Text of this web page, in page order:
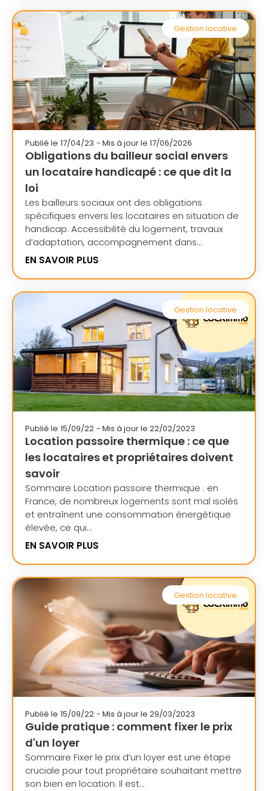
Gestion locative
Publié le 17/04/23 - Mis à jour le 17/06/2026
Obligations du bailleur social envers
un locataire handicapé : ce que dit la
loi
Les bailleurs sociaux ont des obligations
spécifiques envers les locataires en situation de
handicap. Accessibilité du logement, travaux
d’adaptation, accompagnement dans...
EN SAVOIR PLUS
Gestion locative
Publié le 15/09/22 - Mis à jour le 22/02/2023
Location passoire thermique : ce que
les locataires et propriétaires doivent
savoir
Sommaire Location passoire thermique : en
France, de nombreux logements sont mal isolés
et entraînent une consommation énergétique
élevée, ce qui...
EN SAVOIR PLUS
Gestion locative
Publié le 15/09/22 - Mis à jour le 29/03/2023
Guide pratique : comment fixer le prix
d'un loyer
Sommaire Fixer le prix d’un loyer est une étape
cruciale pour tout propriétaire souhaitant mettre
son bien en location. Il est...